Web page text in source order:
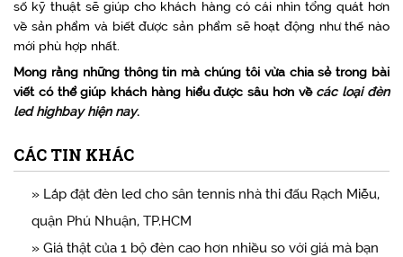
số kỹ thuật sẽ giúp cho khách hàng có cái nhìn tổng quát hơn
về sản phẩm và biết được sản phẩm sẽ hoạt động như thế nào
mới phù hợp nhất.
Mong rằng những thông tin mà chúng tôi vừa chia sẻ trong bài
viết có thể giúp khách hàng hiểu được sâu hơn về các loại đèn
led highbay hiện nay.
CÁC TIN KHÁC
» Lắp đặt đèn led cho sân tennis nhà thi đấu Rạch Miễu,
quận Phú Nhuận, TP.HCM
» Giá thật của 1 bộ đèn cao hơn nhiều so với giá mà bạn